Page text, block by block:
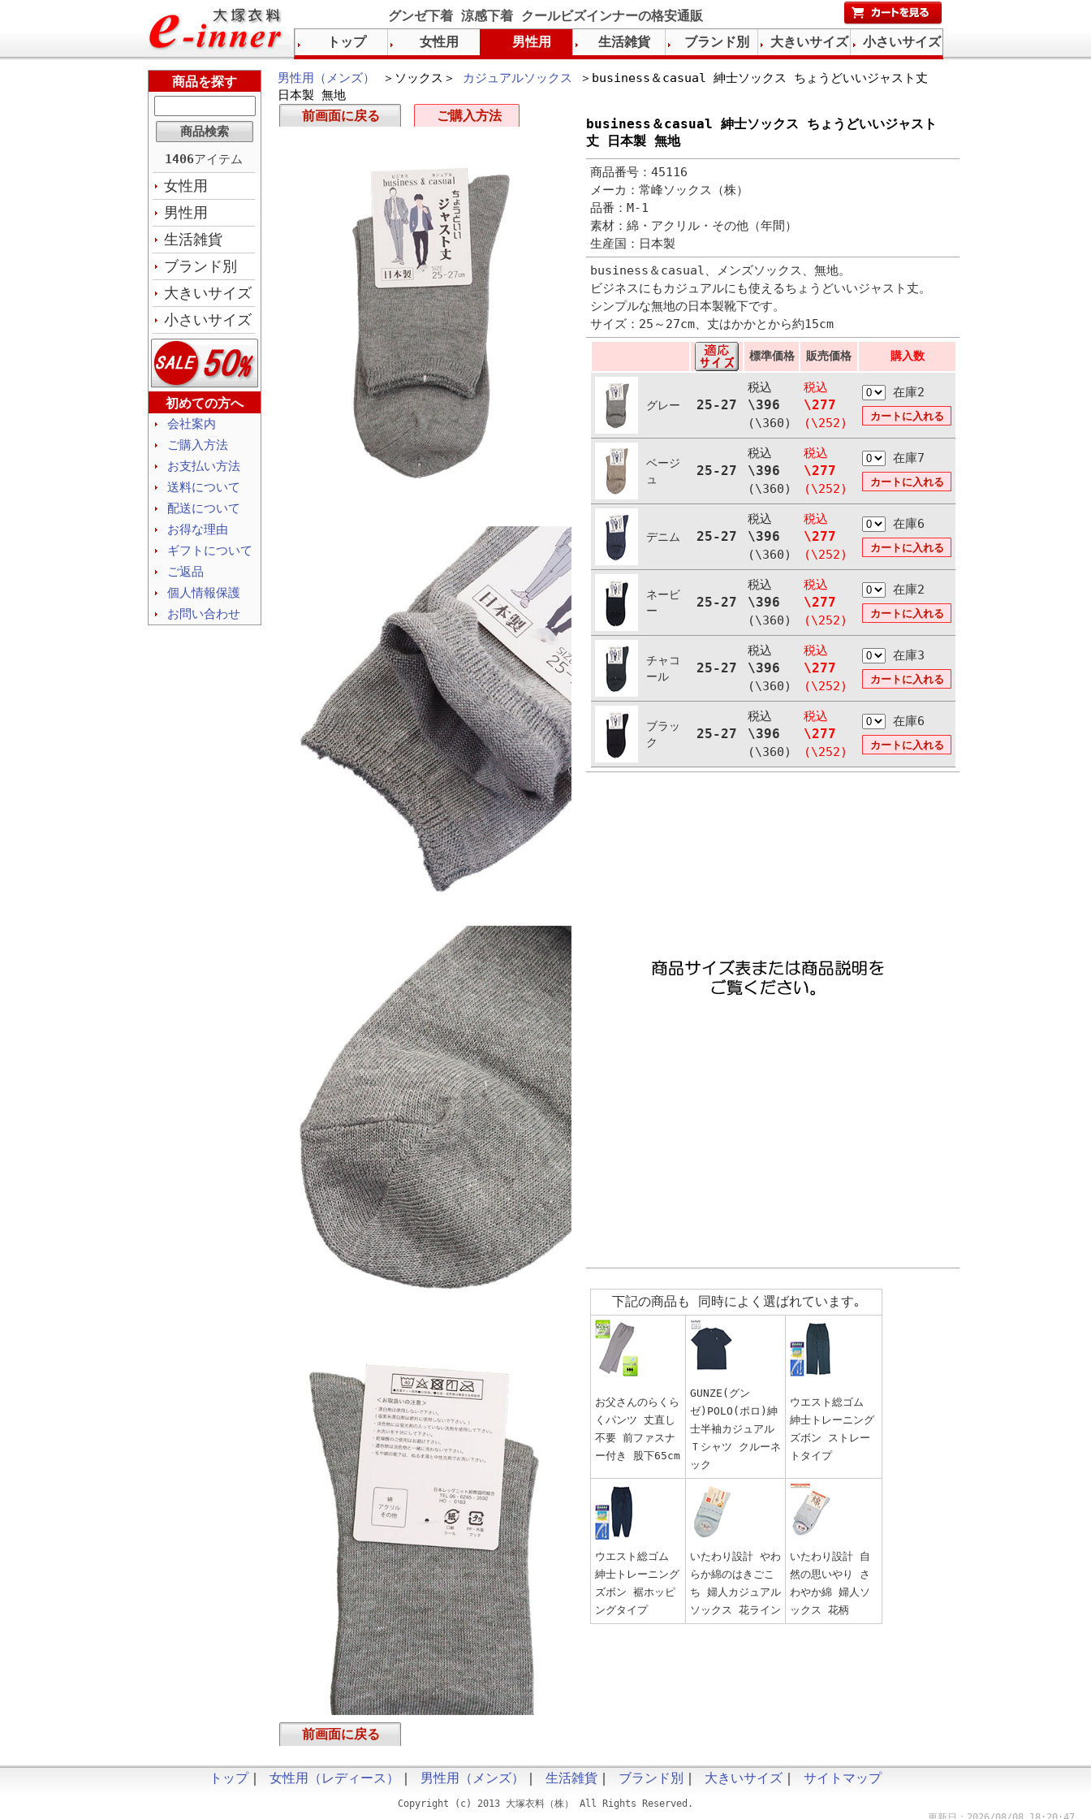
グンゼ下着 涼感下着 クールビズインナーの格安通販
男性用（メンズ） ＞ソックス＞ カジュアルソックス
＞business＆casual 紳士ソックス ちょうどいいジャスト丈
日本製 無地
business＆casual 紳士ソックス ちょうどいいジャスト
丈 日本製 無地
商品番号：45116
メーカ：常峰ソックス（株）
品番：M-1
素材：綿・アクリル・その他（年間）
生産国：日本製
business＆casual、メンズソックス、無地。
ビジネスにもカジュアルにも使えるちょうどいいジャスト丈。
シンプルな無地の日本製靴下です。
サイズ：25～27cm、丈はかかとから約15cm
標準価格 販売価格 購入数
グレー 25-27
税込
\396
(\360)
税込
\277
(\252)
在庫2
ベージ
ュ
25-27
税込
\396
(\360)
税込
\277
(\252)
在庫7
デニム 25-27
税込
\396
(\360)
税込
\277
(\252)
在庫6
ネービ
ー
25-27
税込
\396
(\360)
税込
\277
(\252)
在庫2
チャコ
ール
25-27
税込
\396
(\360)
税込
\277
(\252)
在庫3
ブラッ
ク
25-27
税込
\396
(\360)
税込
\277
(\252)
在庫6
下記の商品も 同時によく選ばれています｡
お父さんのらくら
くパンツ 丈直し
不要 前ファスナ
ー付き 股下65cm
GUNZE(グン
ゼ)POLO(ポロ)紳
士半袖カジュアル
Ｔシャツ クルーネ
ック
ウエスト総ゴム
紳士トレーニング
ズボン ストレー
トタイプ
ウエスト総ゴム
紳士トレーニング
ズボン 裾ホッピ
ングタイプ
いたわり設計 やわ
らか綿のはきごこ
ち 婦人カジュアル
ソックス 花ライン
いたわり設計 自
然の思いやり さ
わやか綿 婦人ソ
ックス 花柄
前画面に戻る ご購入方法
前画面に戻る
商品を探す
1406アイテム
女性用
男性用
生活雑貨
ブランド別
大きいサイズ
小さいサイズ
初めての方へ
会社案内
ご購入方法
お支払い方法
送料について
配送について
お得な理由
ギフトについて
ご返品
個人情報保護
お問い合わせ
トップ 女性用 男性用 生活雑貨 ブランド別 大きいサイズ 小さいサイズ
トップ｜ 女性用（レディース） ｜ 男性用（メンズ） ｜ 生活雑貨 ｜ ブランド別 ｜ 大きいサイズ ｜ サイトマップ
Copyright (c) 2013 大塚衣料（株） All Rights Reserved.